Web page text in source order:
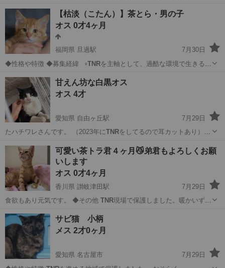
福岡 北九州市 旦過駅 ワクチン
【枯淡（こたん）】茶とら・男の子
オス 0才4ヶ月
福岡県 旦過駅
7月30日
◆性格や特徴 ◆募集経緯 ▫️TNRを主軸として、過酷な環境で生きる猫
福岡 北九州市 旦過駅 猫
甘えん坊な白黒オス
オス 4才
愛知県 自由ヶ丘駅
7月29日
たハチワレさんです。 （2023年にTNRをしてるので耳カットあり）
愛知 名古屋市 自由ヶ丘駅 猫
可愛い茶トラ君４ヶ月😼弟君もよろしくお願
いします
オス 0才4ヶ月
香川県 讃岐津田駅
7月29日
食欲もあり元気です。 ◆その他 TNR現場で保護しました。暖かいずっ
香川 さぬき市 讃岐津田駅
サビ猫 小柄
メス 2才0ヶ月
愛知県 名古屋市
7月29日